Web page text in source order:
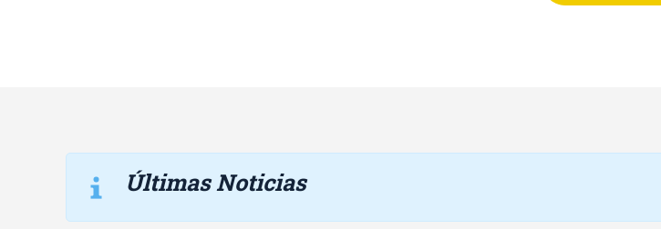
Últimas Noticias